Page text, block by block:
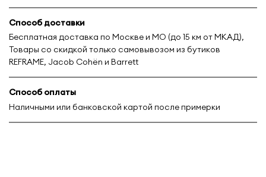
Способ доставки
Бесплатная доставка по Москве и МО (до 15 км от МКАД),
Товары со скидкой только самовывозом из бутиков
REFRAME, Jacob Cohën и Barrett
Способ оплаты
Наличными или банковской картой после примерки